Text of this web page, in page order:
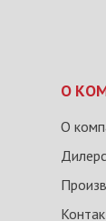
О
О